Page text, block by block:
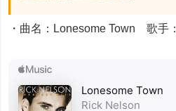
・曲名：Lonesome Town 歌手：